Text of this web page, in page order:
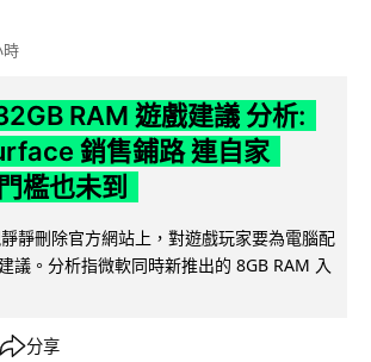
時
RAM 遊戲建議 分析:
銷售鋪路 連自家
檻也未到
靜刪除官方網站上，對遊戲玩家要為電腦配
議。分析指微軟同時新推出的 8GB RAM 入
分享